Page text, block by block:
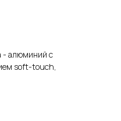
- алюминий с
soft-touch,